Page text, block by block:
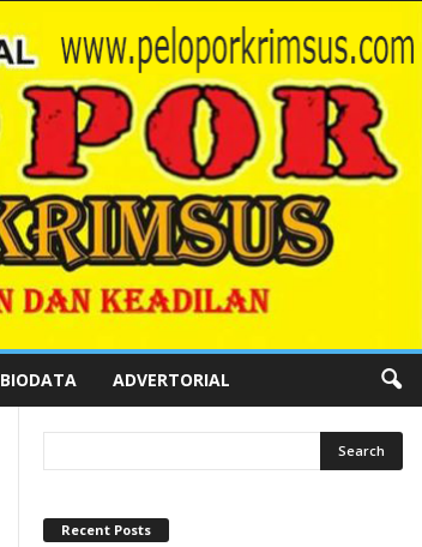
BIODATA ADVERTORIAL
Recent Posts